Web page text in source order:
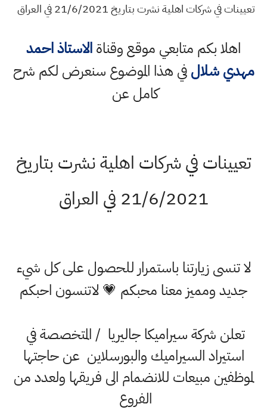
في شركات اهلية نشرت بتاريخ 21/6/2021 في العراق
اهلا بكم متابعي موقع وقناةالاستاذ احمد
شلالفي هذا الموضوع سنعرض لكم شرح
كامل عن
في شركات اهلية نشرت بتاريخ
21/6/2021 في العراق
تنسى زيارتنا باستمرار للحصول على كل شيء
جديد ومميز معنا محبكم 💗 لاتنسون احبكم
تعلن شركة سيراميكا جاليريا / المتخصصة في
استيراد السيراميك والبورسلاين عن حاجتها
مبيعات للانضمام الى فريقها ولعدد من
الفروع